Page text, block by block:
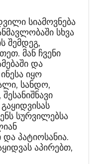
სიამოვნება
სხვა
შემდეგ,
მან ჩვენი
და
იყო
სანდო,
სურვილებსა
პატიოსანია.
აპირებთ,